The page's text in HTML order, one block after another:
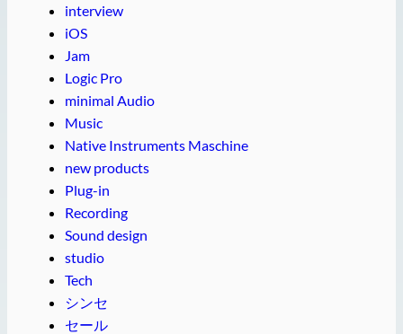
interview
iOS
Jam
Logic Pro
minimal Audio
Music
Native Instruments Maschine
new products
Plug-in
Recording
Sound design
studio
Tech
シンセ
セール